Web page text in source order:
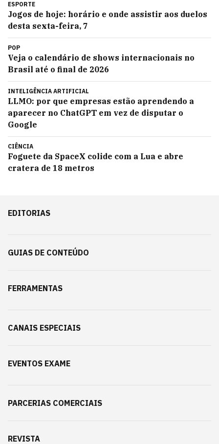
ESPORTE
Jogos de hoje: horário e onde assistir aos duelos
desta sexta-feira, 7
POP
Veja o calendário de shows internacionais no
Brasil até o final de 2026
INTELIGÊNCIA ARTIFICIAL
LLMO: por que empresas estão aprendendo a
aparecer no ChatGPT em vez de disputar o
Google
CIÊNCIA
Foguete da SpaceX colide com a Lua e abre
cratera de 18 metros
EDITORIAS
GUIAS DE CONTEÚDO
FERRAMENTAS
CANAIS ESPECIAIS
EVENTOS EXAME
PARCERIAS COMERCIAIS
REVISTA